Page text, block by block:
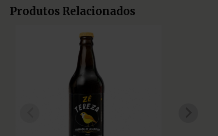
Produtos Relacionados